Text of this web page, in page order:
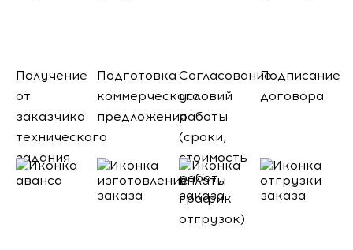
Получение
от
заказчика
технического
задания
Подготовка
коммерческого
предложения
Согласование
условий
работы
(сроки,
стоимость
работ,
график
отгрузок)
Подписание
договора